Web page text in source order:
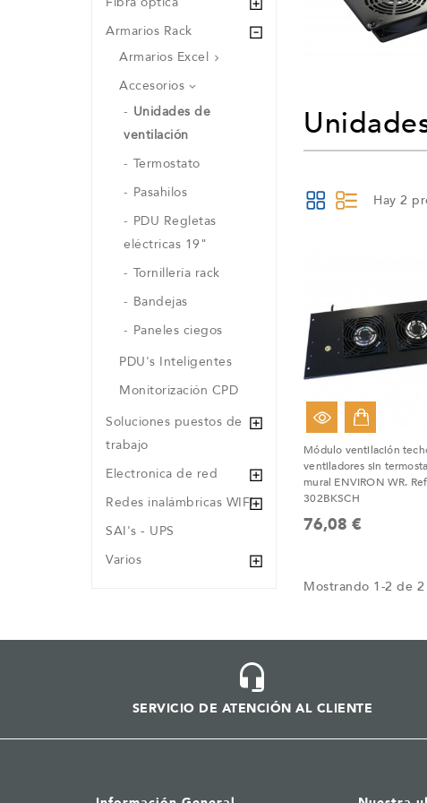
Armarios Rack
Armarios Excel 
Accesorios 
Unidades de
ventilación
Termostato
Pasahilos
PDU Regletas
eléctricas 19"
Tornillería rack
Bandejas
Paneles ciegos
PDU's Inteligentes
Monitorización CPD
Soluciones puestos de
trabajo
Electronica de red
Redes inalámbricas WIFI
SAI's - UPS
Varios
Hay 2
Módulo ventilación
ventiladores sin
mural ENVIRON WR.
302BKSCH
76,08 €
Mostrando 1-2 de
SERVICIO DE ATENCIÓN AL CLIENTE